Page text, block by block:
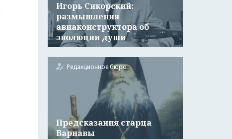
Игорь Сикорский:
размышления
авиаконструктора об
эволюции души
Редакционное бюро
Предсказания старца
Варнавы